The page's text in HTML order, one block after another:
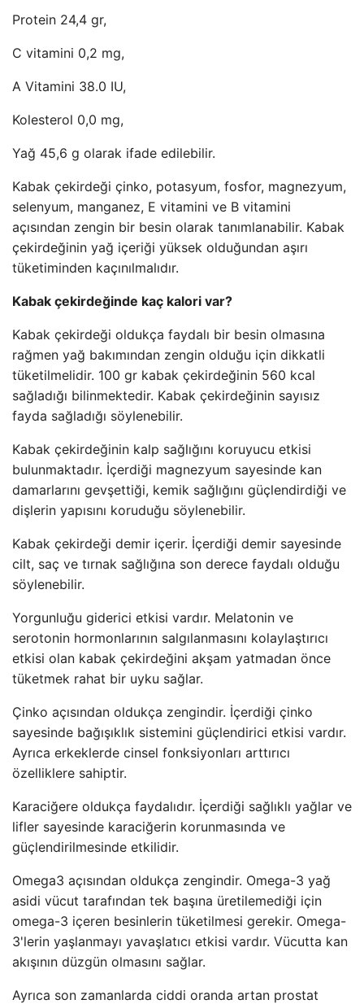
Protein 24,4 gr,
C vitamini 0,2 mg,
A Vitamini 38.0 IU,
Kolesterol 0,0 mg,
Yağ 45,6 g olarak ifade edilebilir.
Kabak çekirdeği çinko, potasyum, fosfor, magnezyum,
selenyum, manganez, E vitamini ve B vitamini
açısından zengin bir besin olarak tanımlanabilir. Kabak
çekirdeğinin yağ içeriği yüksek olduğundan aşırı
tüketiminden kaçınılmalıdır.
Kabak çekirdeğinde kaç kalori var?
Kabak çekirdeği oldukça faydalı bir besin olmasına
rağmen yağ bakımından zengin olduğu için dikkatli
tüketilmelidir. 100 gr kabak çekirdeğinin 560 kcal
sağladığı bilinmektedir. Kabak çekirdeğinin sayısız
fayda sağladığı söylenebilir.
Kabak çekirdeğinin kalp sağlığını koruyucu etkisi
bulunmaktadır. İçerdiği magnezyum sayesinde kan
damarlarını gevşettiği, kemik sağlığını güçlendirdiği ve
dişlerin yapısını koruduğu söylenebilir.
Kabak çekirdeği demir içerir. İçerdiği demir sayesinde
cilt, saç ve tırnak sağlığına son derece faydalı olduğu
söylenebilir.
Yorgunluğu giderici etkisi vardır. Melatonin ve
serotonin hormonlarının salgılanmasını kolaylaştırıcı
etkisi olan kabak çekirdeğini akşam yatmadan önce
tüketmek rahat bir uyku sağlar.
Çinko açısından oldukça zengindir. İçerdiği çinko
sayesinde bağışıklık sistemini güçlendirici etkisi vardır.
Ayrıca erkeklerde cinsel fonksiyonları arttırıcı
özelliklere sahiptir.
Karaciğere oldukça faydalıdır. İçerdiği sağlıklı yağlar ve
lifler sayesinde karaciğerin korunmasında ve
güçlendirilmesinde etkilidir.
Omega3 açısından oldukça zengindir. Omega-3 yağ
asidi vücut tarafından tek başına üretilemediği için
omega-3 içeren besinlerin tüketilmesi gerekir. Omega-
3'lerin yaşlanmayı yavaşlatıcı etkisi vardır. Vücutta kan
akışının düzgün olmasını sağlar.
Ayrıca son zamanlarda ciddi oranda artan prostat